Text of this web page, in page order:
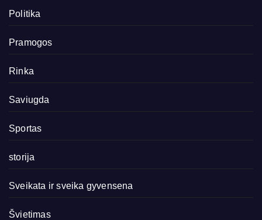
Politika
Pramogos
Rinka
Saviugda
Sportas
storija
Sveikata ir sveika gyvensena
Švietimas